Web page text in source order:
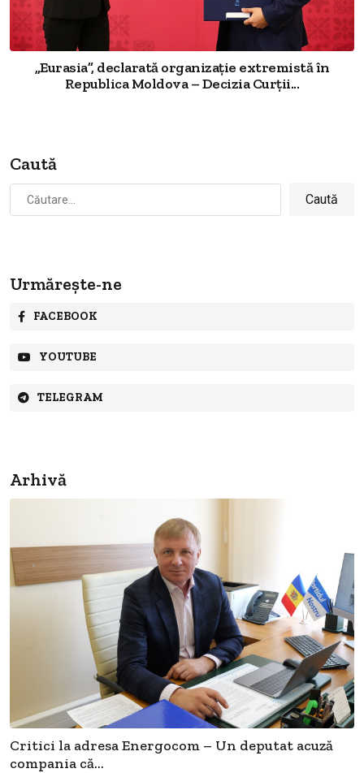
„Eurasia”, declarată organizație extremistă în
Republica Moldova – Decizia Curții...
Caută
Caută
după:
Urmărește-ne
FACEBOOK
YOUTUBE
TELEGRAM
Arhivă
Critici la adresa Energocom – Un deputat acuză
compania că...